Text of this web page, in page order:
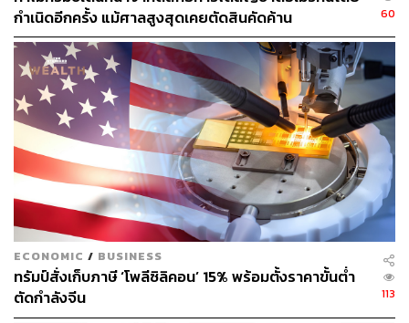
แสดงให้เห็นว่า สหราชอาณาจักรไม่จำเป็นต้องก่อ ‘ความผิด
พลาดครั้งประวัติศาสตร์’ จากการต้องเลือกระหว่างยุโรปกับ
สหรัฐฯ
มัลคอล์ม ชาลเมอร์ส (Malcolm Chalmers) รองผู้อำนวยการ
สถาบัน Royal United Services Institute ให้ความเห็นต่อท่าที
ของสตาร์เมอร์ว่า “ไม่ว่าสหราชอาณาจักรจะลงมือทำอะไร
ก็ตามในด้านกลาโหม สหรัฐฯ ก็จะให้ความสนใจไปทางอื่น
และจะไม่มีทางมารับบทบาทนำด้านความมั่นคงของยุโรป
อย่างที่สหรัฐฯ เคยทำมานานกว่าครึ่งศตวรรษ”
อย่างไรก็ตาม บทวิเคราะห์จาก Chatam House องค์กรวิจัย
ด้านกิจการระหว่างประเทศของอังกฤษ ชี้ถึงสิ่งที่รัฐบาลสห
ราชอาณาจักรควรทำเพื่อก้าวขึ้นมามีบทบาทนำในการ
กำเนิดอีกครั้ง แม้ศาลสูงสุดเคยตัดสินคัดค้าน
60
ECONOMIC / BUSINESS
ทรัมป์สั่งเก็บภาษี ‘โพลีซิลิคอน’ 15% พร้อมตั้งราคาขั้นต่ำ
ตัดกำลังจีน
113